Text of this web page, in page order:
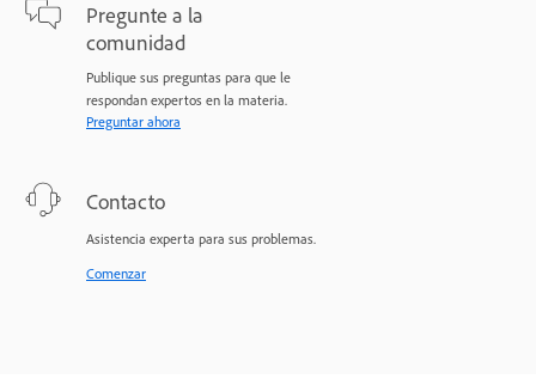
Pregunte a la
comunidad
Publique sus preguntas para que le
respondan expertos en la materia.
Preguntar ahora
Contacto
Asistencia experta para sus problemas.
Comenzar